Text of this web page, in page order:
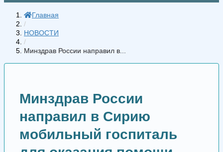
Главная
/
НОВОСТИ
/
Минздрав России направил в...
Минздрав России
направил в Сирию
мобильный госпиталь